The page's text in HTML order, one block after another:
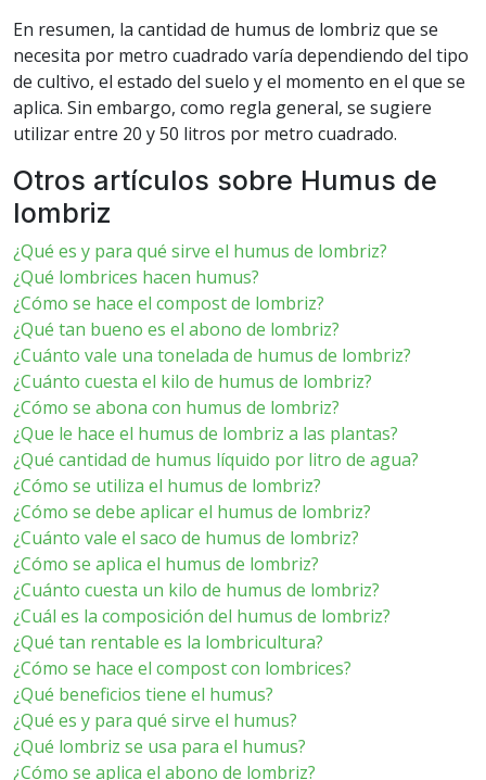
En resumen, la cantidad de humus de lombriz que se
necesita por metro cuadrado varía dependiendo del tipo
de cultivo, el estado del suelo y el momento en el que se
aplica. Sin embargo, como regla general, se sugiere
utilizar entre 20 y 50 litros por metro cuadrado.
Otros artículos sobre Humus de
lombriz
¿Qué es y para qué sirve el humus de lombriz?
¿Qué lombrices hacen humus?
¿Cómo se hace el compost de lombriz?
¿Qué tan bueno es el abono de lombriz?
¿Cuánto vale una tonelada de humus de lombriz?
¿Cuánto cuesta el kilo de humus de lombriz?
¿Cómo se abona con humus de lombriz?
¿Que le hace el humus de lombriz a las plantas?
¿Qué cantidad de humus líquido por litro de agua?
¿Cómo se utiliza el humus de lombriz?
¿Cómo se debe aplicar el humus de lombriz?
¿Cuánto vale el saco de humus de lombriz?
¿Cómo se aplica el humus de lombriz?
¿Cuánto cuesta un kilo de humus de lombriz?
¿Cuál es la composición del humus de lombriz?
¿Qué tan rentable es la lombricultura?
¿Cómo se hace el compost con lombrices?
¿Qué beneficios tiene el humus?
¿Qué es y para qué sirve el humus?
¿Qué lombriz se usa para el humus?
¿Cómo se aplica el abono de lombriz?